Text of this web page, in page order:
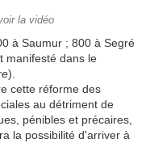
la vidéo
à Saumur ; 800 à Segré
manifesté dans le
).
cette réforme des
au détriment de
pénibles et précaires,
la possibilité d'arriver à